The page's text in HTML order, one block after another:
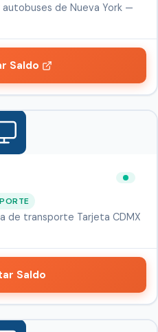
de Nueva York —
Saldo
de transporte Tarjeta CDMX
Saldo